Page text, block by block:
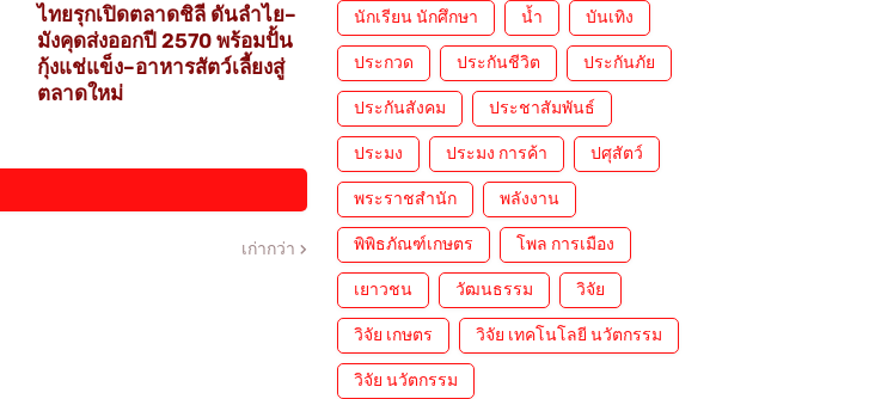
ไทยรุกเปิดตลาดชิลี ดันลำไย–
มังคุดส่งออกปี 2570 พร้อมปั้น
กุ้งแช่แข็ง–อาหารสัตว์เลี้ยงสู่
ตลาดใหม่
เก่ากว่า
นักเรียน นักศึกษา น้ำ บันเทิง
ประกวด ประกันชีวิต ประกันภัย
ประกันสังคม ประชาสัมพันธ์
ประมง ประมง การค้า ปศุสัตว์
พระราชสำนัก พลังงาน
พิพิธภัณฑ์เกษตร โพล การเมือง
เยาวชน วัฒนธรรม วิจัย
วิจัย เกษตร วิจัย เทคโนโลยี นวัตกรรม
วิจัย นวัตกรรม